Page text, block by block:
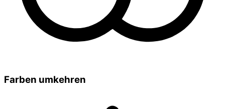
Farben umkehren